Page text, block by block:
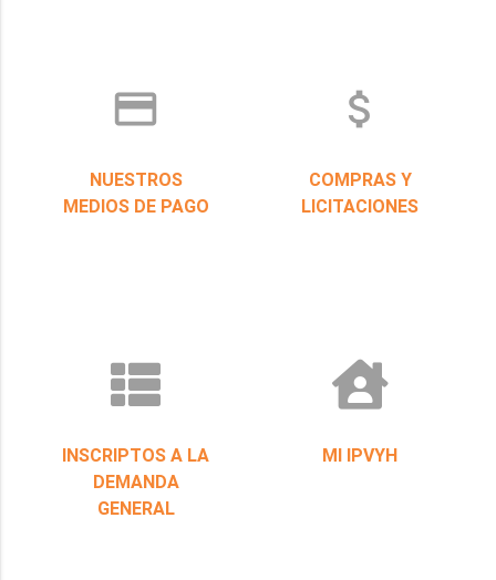
credit_card
NUESTROS
MEDIOS DE PAGO
attach_money
COMPRAS Y
LICITACIONES
INSCRIPTOS A LA
DEMANDA
GENERAL
MI IPVYH